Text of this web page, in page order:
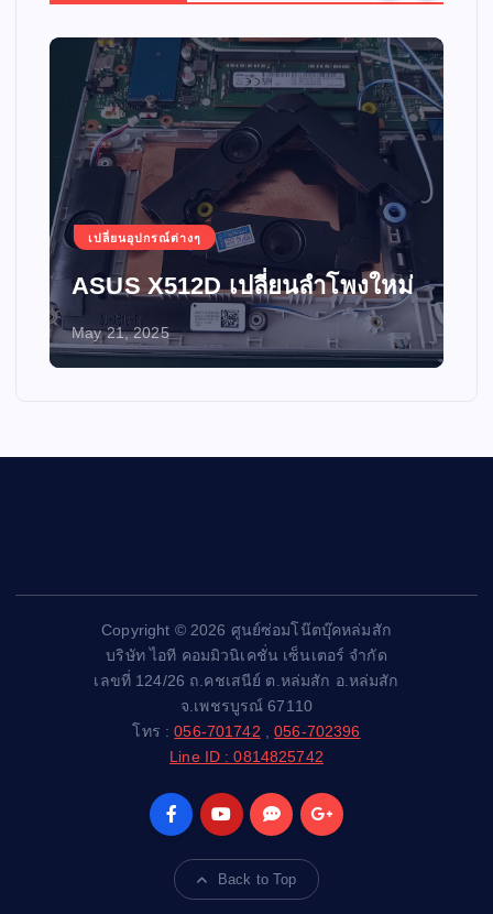
เปลี่ยนอุปกรณ์ต่างๆ
ASUS X512D เปลี่ยนลำโพงใหม่
May 21, 2025
Copyright © 2026 ศูนย์ซ่อมโน๊ตบุ๊คหล่มสัก
บริษัท ไอที คอมมิวนิเคชั่น เซ็นเตอร์ จำกัด
เลขที่ 124/26 ถ.คชเสนีย์ ต.หล่มสัก อ.หล่มสัก
จ.เพชรบูรณ์ 67110
โทร :056-701742 ,056-702396
Line ID : 0814825742
Back to Top